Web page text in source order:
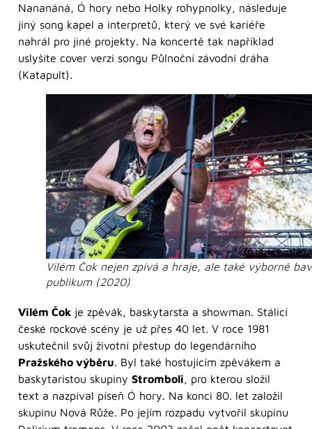
Nananáná, Ó hory nebo Holky rohypnolky, následuje
jiný song kapel a interpretů, který ve své kariéře
nahrál pro jiné projekty. Na koncertě tak například
uslyšíte cover verzi songu Půlnoční závodní dráha
(Katapult).
Vilém Čok nejen zpívá a hraje, ale také výborně
publikum (2020)
Vilém Čok je zpěvák, baskytarsta a showman. Stálicí
české rockové scény je už přes 40 let. V roce 1981
uskutečnil svůj životní přestup do legendárního
Pražského výběru. Byl také hostujícím zpěvákem a
baskytaristou skupiny Stromboli, pro kterou složil
text a nazpíval píseň Ó hory. Na konci 80. let založil
skupinu Nová Růže. Po jejím rozpadu vytvořil skupinu